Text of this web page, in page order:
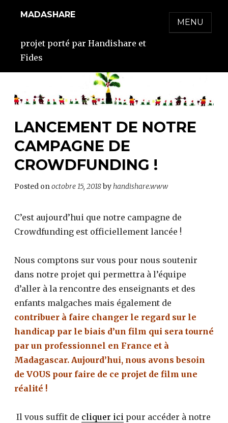
MADASHARE
projet porté par Handishare et
Fides
MENU
LANCEMENT DE NOTRE
CAMPAGNE DE
CROWDFUNDING !
Posted onoctobre 15, 2018byhandishare.www
C’est aujourd’hui que notre campagne de
Crowdfunding est officiellement lancée !
Nous comptons sur vous pour nous soutenir
dans notre projet qui permettra à l’équipe
d’aller à la rencontre des enseignants et des
enfants malgaches mais également de
contribuer à faire changer le regard sur le
handicap par le biais d’un film qui sera tourné
par un professionnel en France et à
Madagascar. Aujourd’hui, nous avons besoin
de VOUS pour faire de ce projet de film une
réalité !
Il vous suffit de cliquer ici pour accéder à notre